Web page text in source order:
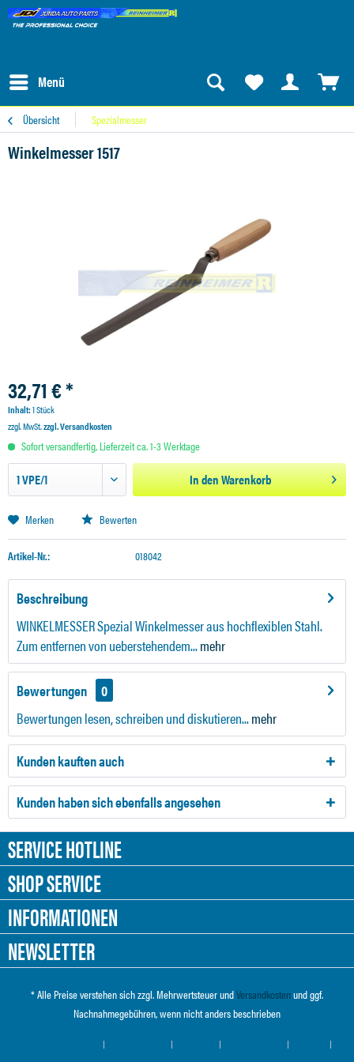
Menü
Übersicht Spezialmesser
Winkelmesser 1517
32,71 € *
Inhalt:1 Stück
zzgl. MwSt.zzgl. Versandkosten
Sofort versandfertig, Lieferzeit ca. 1-3 Werktage
In denWarenkorb
Merken Bewerten
Artikel-Nr.: 018042
Beschreibung
WINKELMESSER Spezial Winkelmesser aus hochflexiblen Stahl.
Zum entfernen von ueberstehendem...mehr
Bewertungen
0
Bewertungen lesen, schreiben und diskutieren...mehr
Kunden kauften auch
Kunden haben sich ebenfalls angesehen
SERVICE HOTLINE
SHOP SERVICE
INFORMATIONEN
NEWSLETTER
* Alle Preise verstehen sich zzgl. Mehrwertsteuer undVersandkostenund ggf.
Nachnahmegebühren, wenn nicht anders beschrieben